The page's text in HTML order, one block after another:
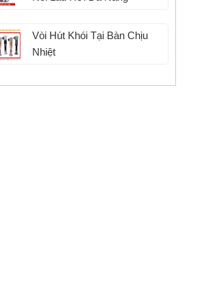
Vòi Hút Khói Tại Bàn Chịu
Nhiệt